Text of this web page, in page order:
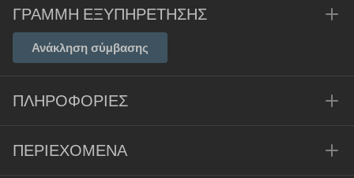
ΓΡΑΜΜΉ ΕΞΥΠΗΡΈΤΗΣΗΣ
Ανάκληση σύμβασης
ΠΛΗΡΟΦΟΡΊΕΣ
ΠΕΡΙΕΧΌΜΕΝΑ